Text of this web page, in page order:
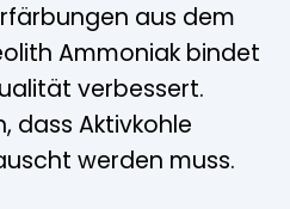
aus dem
Ammoniak bindet
verbessert.
dass Aktivkohle
werden muss.